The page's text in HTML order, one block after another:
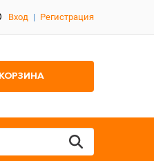
Вход | Регистрация
КОРЗИНА